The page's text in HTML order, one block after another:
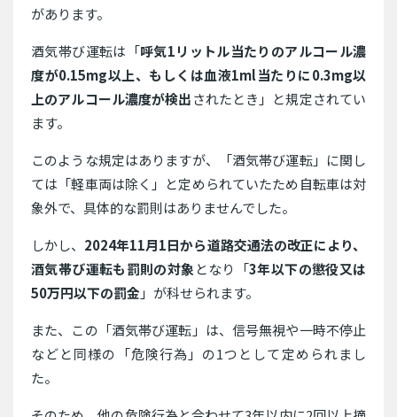
があります。
酒気帯び運転は「呼気1リットル当たりのアルコール濃
度が0.15mg以上、もしくは血液1ml当たりに0.3mg以
上のアルコール濃度が検出されたとき」と規定されてい
ます。
このような規定はありますが、「酒気帯び運転」に関し
ては「軽車両は除く」と定められていたため自転車は対
象外で、具体的な罰則はありませんでした。
しかし、 2024年11月1日から道路交通法の改正により、
酒気帯び運転も罰則の対象 となり「3年以下の懲役又は
50万円以下の罰金 」が科せられます。
また、この「酒気帯び運転」は、信号無視や一時不停止
などと同様の「危険行為」の1つとして定められまし
た。